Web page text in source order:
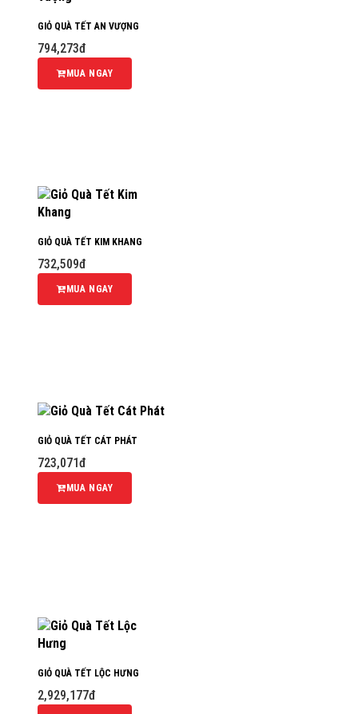
GIỎ QUÀ TẾT AN VƯỢNG
794,273đ
MUA NGAY
GIỎ QUÀ TẾT KIM KHANG
732,509đ
MUA NGAY
GIỎ QUÀ TẾT CÁT PHÁT
723,071đ
MUA NGAY
GIỎ QUÀ TẾT LỘC HƯNG
2,929,177đ